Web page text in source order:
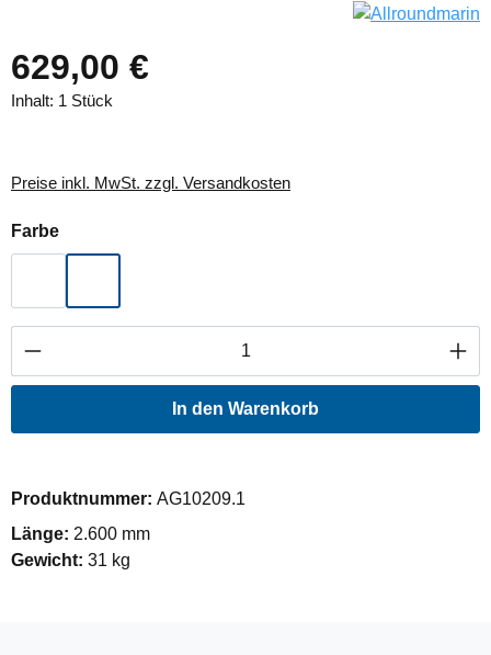
629,00 €
Inhalt: 1 Stück
Preise inkl. MwSt. zzgl. Versandkosten
Farbeauswählen
Produkt Anzahl: Gib den gewünschten
In den Warenkorb
Produktnummer: AG10209.1
Länge: 2.600 mm
Gewicht: 31 kg